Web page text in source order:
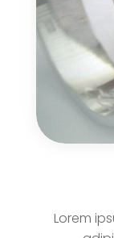
Lorem